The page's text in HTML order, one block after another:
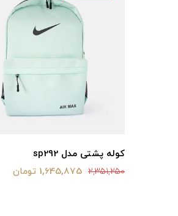
کوله پشتی مدل sp292
2,351,250 1,645,875 تومان